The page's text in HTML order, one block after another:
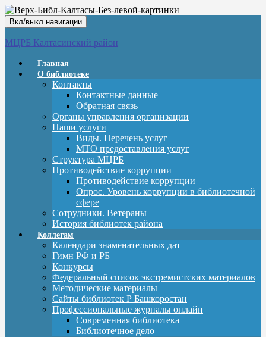
Вкл/выкл навигации
МЦРБ Калтасинский район
Главная
О библиотеке
Контакты
Контактные данные
Обратная связь
Органы управления организации
Наши услуги
Виды. Перечень услуг
МТО предоставления услуг
Структура МЦРБ
Противодействие коррупции
Противодействие коррупции
Опрос. Уровень коррупции в библиотечной
сфере
Сотрудники. Ветераны
История библиотек района
Коллегам
Календари знаменательных дат
Гимн РФ и РБ
Конкурсы
Федеральный список экстремистских материалов
Методические материалы
Сайты библиотек Р Башкоростан
Профессиональные журналы онлайн
Современная библиотека
Библиотечное дело